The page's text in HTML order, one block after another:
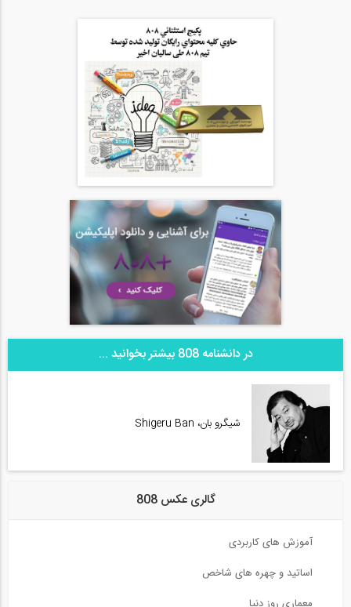
در دانشنامه 808 بیشتر بخوانید ...
شیگرو بان، Shigeru Ban
گالری عکس 808
آموزش های کاربردی
اساتید و چهره های شاخص